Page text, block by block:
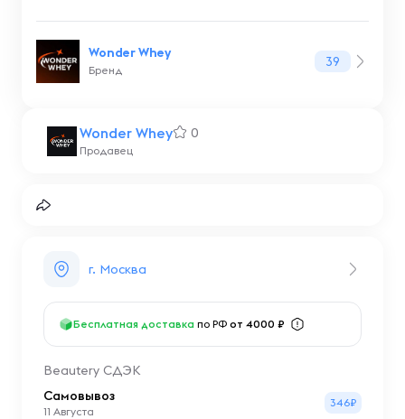
Wonder Whey 0
Продавец
Wonder Whey
Бренд
39
г. Москва
Бесплатная доставка по РФ от 4000 ₽
Beautery СДЭК
Самовывоз
11 Августа
346₽